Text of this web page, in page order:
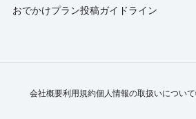
おでかけプラン投稿ガイドライン
会社概要利用規約個人情報の取扱いについて